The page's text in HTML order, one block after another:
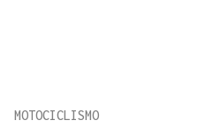
MOTOCICLISMO